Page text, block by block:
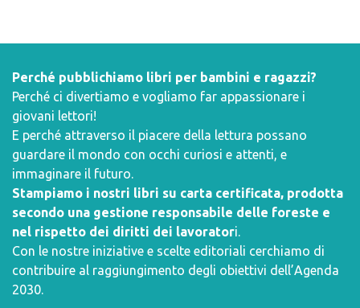
Perché pubblichiamo libri per bambini e ragazzi?
Perché ci divertiamo e vogliamo far appassionare i
giovani lettori!
E perché attraverso il piacere della lettura possano
guardare il mondo con occhi curiosi e attenti, e
immaginare il futuro.
Stampiamo i nostri libri su carta certificata, prodotta
secondo una gestione responsabile delle foreste e
nel rispetto dei diritti dei lavoratori.
Con le nostre iniziative e scelte editoriali cerchiamo di
contribuire al raggiungimento degli obiettivi dell’Agenda
2030.